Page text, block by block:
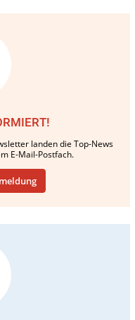
landen die Top-News
E-Mail-Postfach.